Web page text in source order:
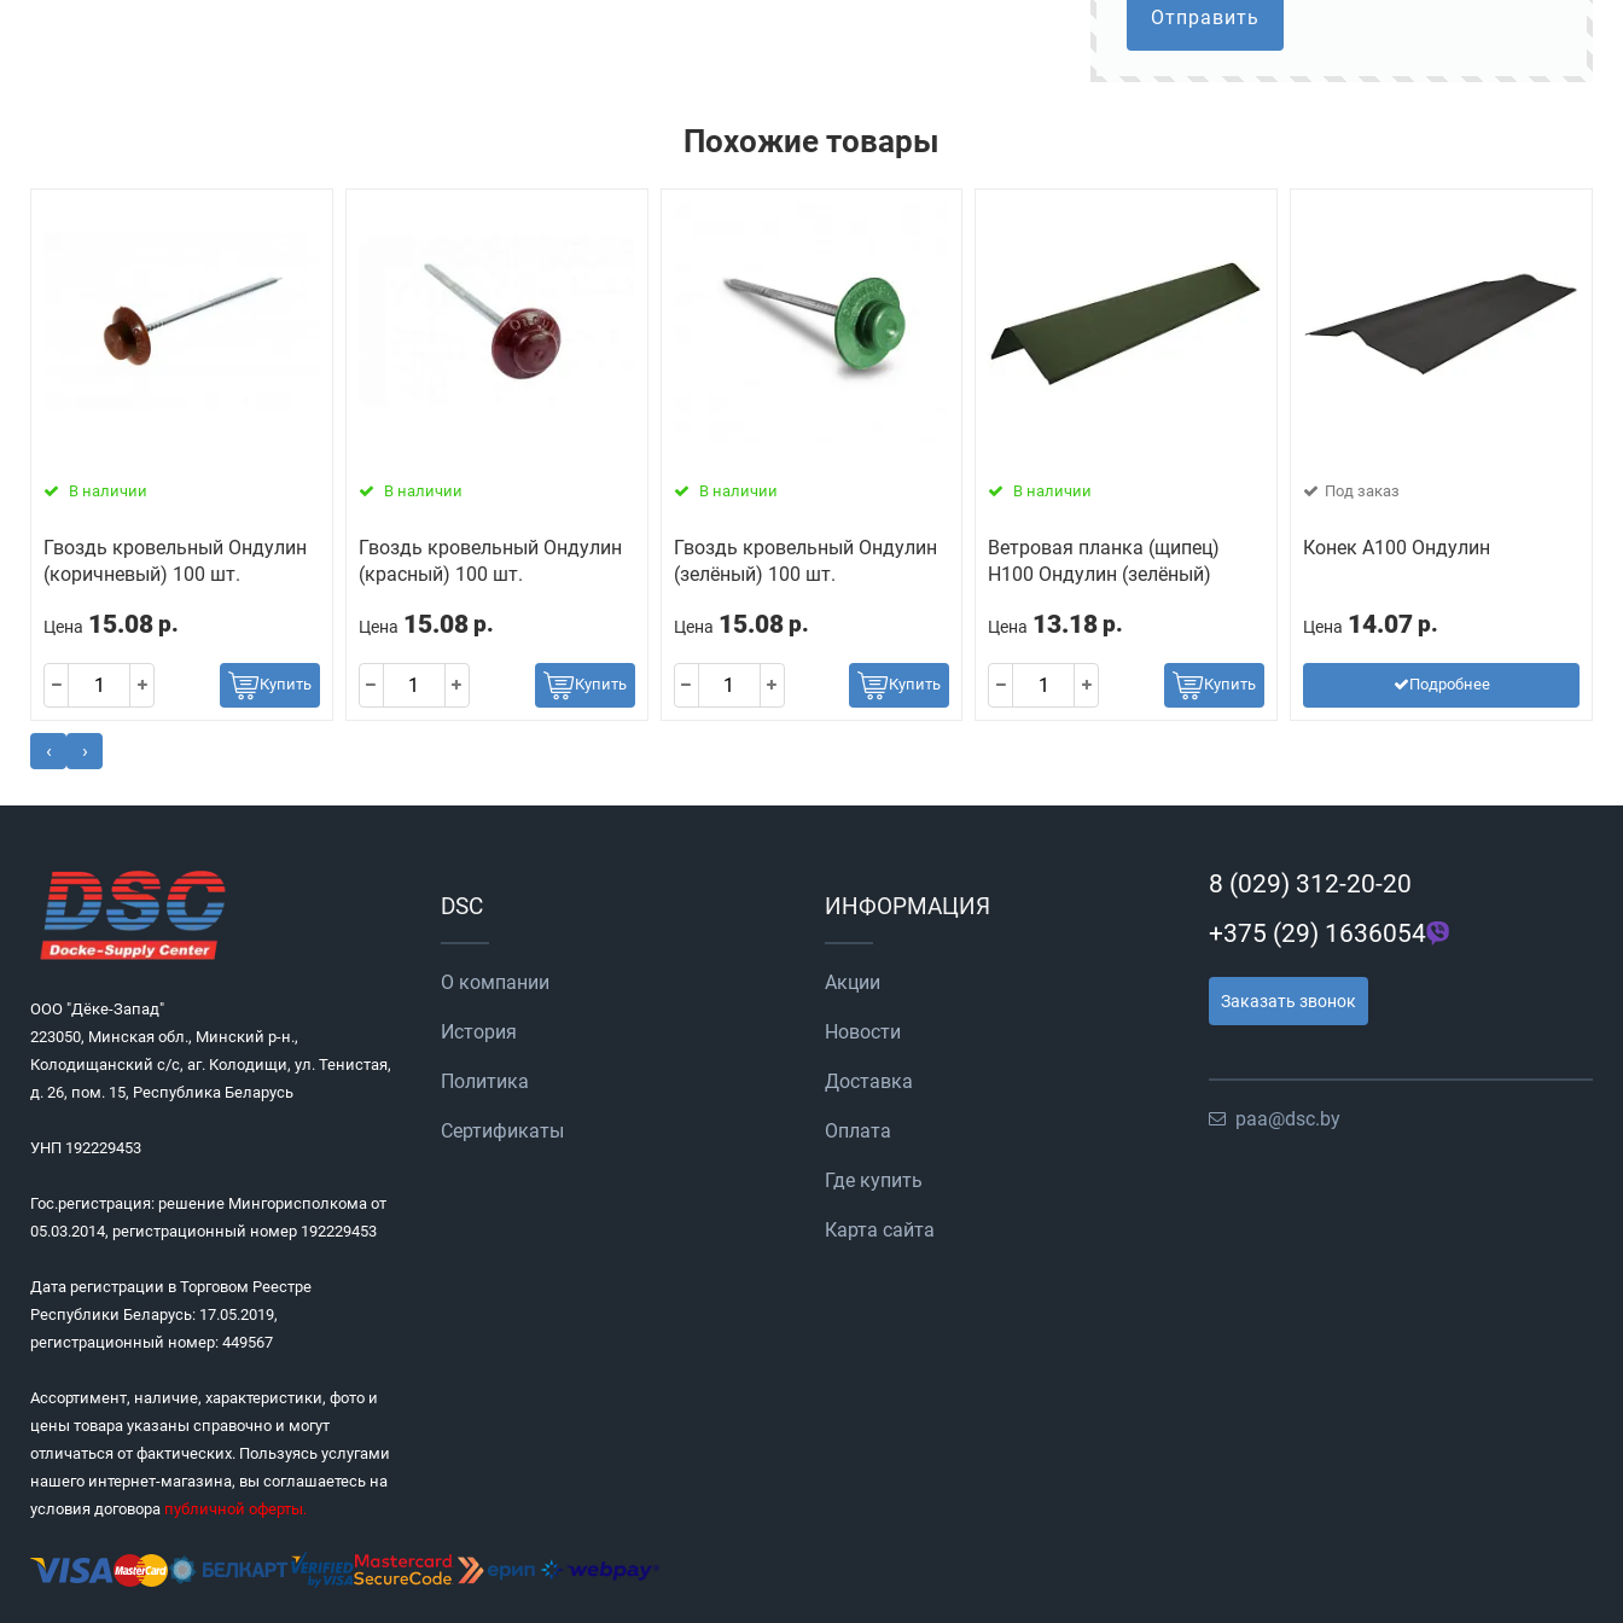
Отправить
Похожие товары
В наличии
Гвоздь кровельный Ондулин
(коричневый) 100 шт.
Цена 15.08 р.
Купить
В наличии
Гвоздь кровельный Ондулин
(красный) 100 шт.
Цена 15.08 р.
Купить
В наличии
Гвоздь кровельный Ондулин
(зелёный) 100 шт.
Цена 15.08 р.
Купить
В наличии
Ветровая планка (щипец)
H100 Ондулин (зелёный)
Цена 13.18 р.
Купить
Под заказ
Конек А100 Ондулин
Цена 14.07 р.
Подробнее
‹ ›
ООО "Дёке-Запад"
223050, Минская обл., Минский р-н.,
Колодищанский с/с, аг. Колодищи, ул. Тенистая,
д. 26, пом. 15, Республика Беларусь
УНП 192229453
Гос.регистрация: решение Мингорисполкома от
05.03.2014, регистрационный номер 192229453
Дата регистрации в Торговом Реестре
Республики Беларусь: 17.05.2019,
регистрационный номер: 449567
Ассортимент, наличие, характеристики, фото и
цены товара указаны справочно и могут
отличаться от фактических. Пользуясь услугами
нашего интернет-магазина, вы соглашаетесь на
условия договора публичной оферты.
DSC
О компании
История
Политика
Сертификаты
ИНФОРМАЦИЯ
Акции
Новости
Доставка
Оплата
Где купить
Карта сайта
8 (029) 312-20-20
+375 (29) 1636054
Заказать звонок
paa@dsc.by